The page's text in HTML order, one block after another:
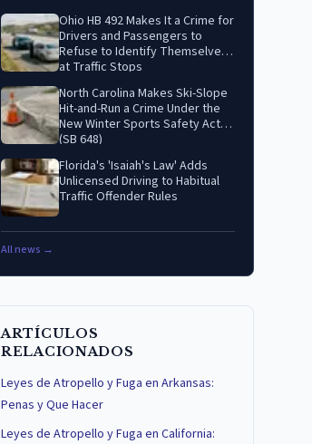
Ohio HB 492 Makes It a Crime for
Drivers and Passengers to
Refuse to Identify Themselves
at Traffic Stops
North Carolina Makes Ski-Slope
Hit-and-Run a Crime Under the
New Winter Sports Safety Act
(SB 648)
Florida's 'Isaiah's Law' Adds
Unlicensed Driving to Habitual
Traffic Offender Rules
All news →
ARTÍCULOS
RELACIONADOS
Leyes de Atropello y Fuga en Arkansas:
Penas y Que Hacer
Leyes de Atropello y Fuga en California: